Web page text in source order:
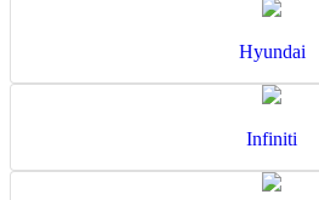
Hyundai
Infiniti